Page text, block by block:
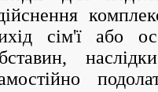
сім'ї або